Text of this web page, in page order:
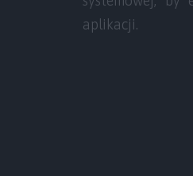
aplikacji.